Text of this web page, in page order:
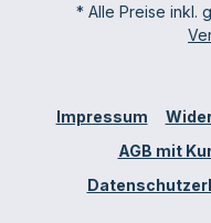
* Alle Preise inkl.
Impressum
AGB mit